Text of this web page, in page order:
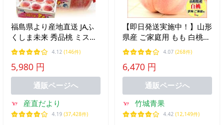
福島県より産地直送 JAふ
くしま未来 秀品桃 ミスピ
ーチ 約2キロ×2箱セット (5
玉から9玉×2箱) 桃 お中元
ギフト爆買
4.12 (146件)
5,980 円
通販ページへ
産直だより
4.19 (37,428件)
【即日発送実施中！】山形
県産 ご家庭用 もも 白桃
5kg(無袋栽培/玉数おまか
せ/トレー仕様)※日時指定
はメールで※
4.07 (268件)
6,470 円
通販ページへ
竹城青果
4.42 (12,149件)